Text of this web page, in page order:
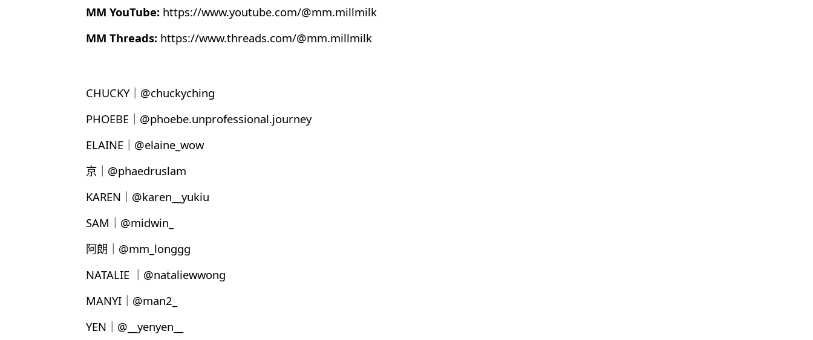
MM YouTube: https://www.youtube.com/@mm.millmilk
MM Threads: https://www.threads.com/@mm.millmilk
CHUCKY｜@chuckyching
PHOEBE｜@phoebe.unprofessional.journey
ELAINE｜@elaine_wow
京｜@phaedruslam
KAREN｜@karen__yukiu
SAM｜@midwin_
阿朗｜@mm_longgg
NATALIE ｜@nataliewwong
MANYI｜@man2_
YEN｜@__yenyen__